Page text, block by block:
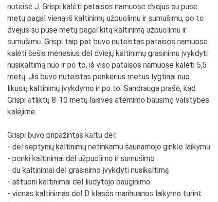
nuteisė J. Grispi kalėti pataisos namuose dvejus su puse
metų pagal vieną iš kaltinimų užpuolimu ir sumušimu, po to
dvejus su puse metų pagal kitą kaltinimą užpuolimu ir
sumušimu. Grispi taip pat buvo nuteistas pataisos namuose
kalėti šešis mėnesius dėl dviejų kaltinimų grasinimu įvykdyti
nusikaltimą nuo ir po to, iš viso pataisos namuose kalėti 5,5
metų. Jis buvo nuteistas penkerius metus lygtinai nuo
likusių kaltinimų įvykdymo ir po to. Sandrauga prašė, kad
Grispi atliktų 8-10 metų laisvės atėmimo bausmę valstybės
kalėjime.
Grispi buvo pripažintas kaltu dėl:
- dėl septynių kaltinimų netinkamu šaunamojo ginklo laikymu
- penki kaltinimai dėl užpuolimo ir sumušimo
- du kaltinimai dėl grasinimo įvykdyti nusikaltimą
- aštuoni kaltinimai dėl liudytojo bauginimo
- vienas kaltinimas dėl D klasės marihuanos laikymo turint